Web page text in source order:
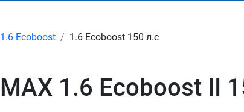
1.6 Ecoboost 1.6 Ecoboost 150 л.с
1.6 Ecoboost II